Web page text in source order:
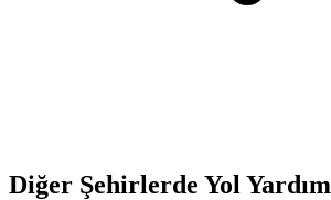
Diğer Şehirlerde Yol Yardım